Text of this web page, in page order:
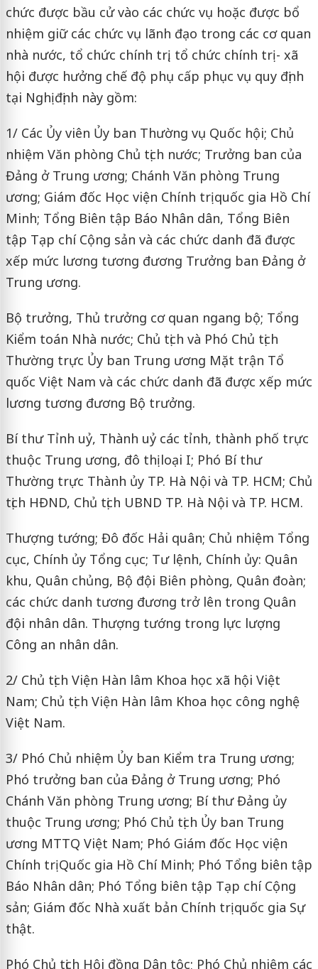
chức được bầu cử vào các chức vụ hoặc được bổ
nhiệm giữ các chức vụ lãnh đạo trong các cơ quan
nhà nước, tổ chức chính trị, tổ chức chính trị - xã
hội được hưởng chế độ phụ cấp phục vụ quy định
tại Nghị định này gồm:
1/ Các Ủy viên Ủy ban Thường vụ Quốc hội; Chủ
nhiệm Văn phòng Chủ tịch nước; Trưởng ban của
Đảng ở Trung ương; Chánh Văn phòng Trung
ương; Giám đốc Học viện Chính trị quốc gia Hồ Chí
Minh; Tổng Biên tập Báo Nhân dân, Tổng Biên
tập Tạp chí Cộng sản và các chức danh đã được
xếp mức lương tương đương Trưởng ban Đảng ở
Trung ương.
Bộ trưởng, Thủ trưởng cơ quan ngang bộ; Tổng
Kiểm toán Nhà nước; Chủ tịch và Phó Chủ tịch
Thường trực Ủy ban Trung ương Mặt trận Tổ
quốc Việt Nam và các chức danh đã được xếp mức
lương tương đương Bộ trưởng.
Bí thư Tỉnh uỷ, Thành uỷ các tỉnh, thành phố trực
thuộc Trung ương, đô thị loại I; Phó Bí thư
Thường trực Thành ủy TP. Hà Nội và TP. HCM; Chủ
tịch HĐND, Chủ tịch UBND TP. Hà Nội và TP. HCM.
Thượng tướng; Đô đốc Hải quân; Chủ nhiệm Tổng
cục, Chính ủy Tổng cục; Tư lệnh, Chính ủy: Quân
khu, Quân chủng, Bộ đội Biên phòng, Quân đoàn;
các chức danh tương đương trở lên trong Quân
đội nhân dân. Thượng tướng trong lực lượng
Công an nhân dân.
2/ Chủ tịch Viện Hàn lâm Khoa học xã hội Việt
Nam; Chủ tịch Viện Hàn lâm Khoa học công nghệ
Việt Nam.
3/ Phó Chủ nhiệm Ủy ban Kiểm tra Trung ương;
Phó trưởng ban của Đảng ở Trung ương; Phó
Chánh Văn phòng Trung ương; Bí thư Đảng ủy
thuộc Trung ương; Phó Chủ tịch Ủy ban Trung
ương MTTQ Việt Nam; Phó Giám đốc Học viện
Chính trị Quốc gia Hồ Chí Minh; Phó Tổng biên tập
Báo Nhân dân; Phó Tổng biên tập Tạp chí Cộng
sản; Giám đốc Nhà xuất bản Chính trị quốc gia Sự
thật.
Phó Chủ tịch Hội đồng Dân tộc; Phó Chủ nhiệm các